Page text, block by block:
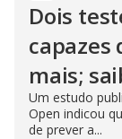
Dois
capazes
mais;
Um estudo
Open indicou
de prever a...